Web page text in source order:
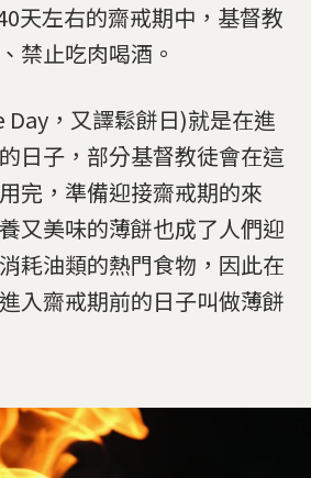
天左右的齋戒期中，基督教
禁止吃肉喝酒。
Day，又譯鬆餅日)就是在進
日子，部分基督教徒會在這
完，準備迎接齋戒期的來
又美味的薄餅也成了人們迎
耗油類的熱門食物，因此在
入齋戒期前的日子叫做薄餅